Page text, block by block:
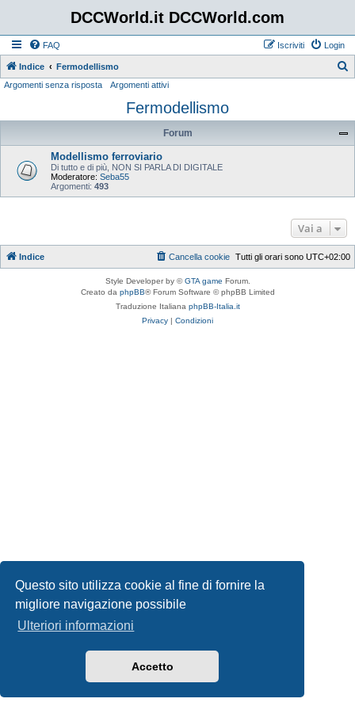
Questo sito utilizza cookie al fine di fornire la
migliore navigazione possibile
Ulteriori informazioni
Accetto
DCCWorld.it DCCWorld.com
FAQ Login
Iscriviti
Indice Fermodellismo
c
Argomenti senza risposta Argomenti attivi
Fermodellismo
Forum
Modellismo ferroviario
Di tutto e di più, NON SI PARLA DI DIGITALE
Moderatore: Seba55
Argomenti: 493
Vai a
Indice Tutti gli orari sono UTC+02:00
Cancella cookie
Style Developer by ©GTA game Forum.
Creato da phpBB® Forum Software © phpBB Limited
Traduzione Italiana phpBB-Italia.it
Privacy | Condizioni